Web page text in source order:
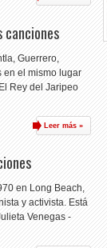
canciones
Guerrero,
en el mismo lugar
Rey del Jaripeo
Leer más »
en Long Beach,
y activista. Está
Venegas -